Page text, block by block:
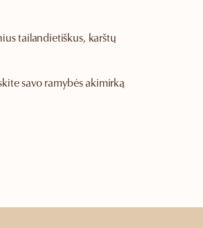
tailandietiškus, karštų
savo ramybės akimirką